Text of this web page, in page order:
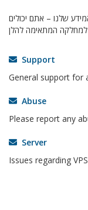
שלנו – אתם יכולים
Support
General support for
Abuse
Please report any
Server
Issues regarding